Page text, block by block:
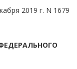
2019 г. N 1679